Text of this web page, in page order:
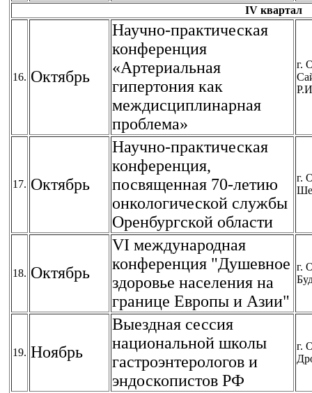
IV квартал
16. Октябрь
Научно-практическая
конференция
«Артериальная
гипертония как
междисциплинарная
проблема»
г.
17. Октябрь
Научно-практическая
конференция,
посвященная 70-летию
онкологической службы
Оренбургской области
г.
18. Октябрь
VI международная
конференция "Душевное
здоровье населения на
границе Европы и Азии"
г.
19. Ноябрь
Выездная сессия
национальной школы
гастроэнтерологов и
эндоскопистов РФ
г.